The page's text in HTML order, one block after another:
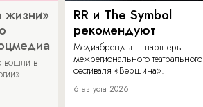
жизни»
вошли в
RR и The Symbol
рекомендуют
Медиабренды – партнеры
межрегионального театрального
фестиваля «Вершина».
6 августа 2026